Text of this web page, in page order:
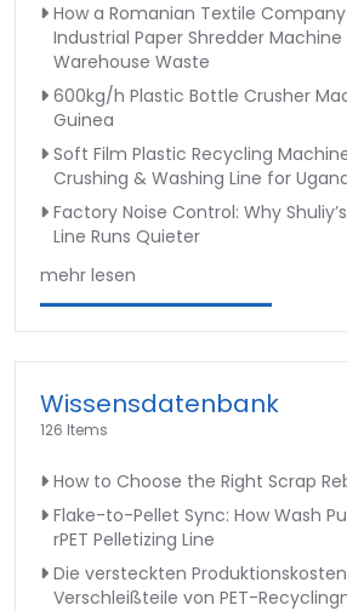
How a Romanian Textile
Industrial Paper Shredder
Warehouse Waste
600kg/h Plastic Bottle Crusher
Guinea
Soft Film Plastic Recycling
Crushing & Washing Line for
Factory Noise Control: Why
Line Runs Quieter
mehr lesen
Wissensdatenbank
126 Items
How to Choose the Right Scrap
Flake-to-Pellet Sync: How Wash
rPET Pelletizing Line
Die versteckten
Verschleißteile von PET-